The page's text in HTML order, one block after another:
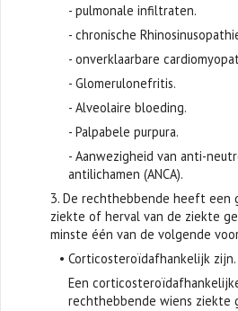
- pulmonale infiltraten.
- chronische
- onverklaarbare
- Glomerulonefritis.
- Alveolaire bloeding.
- Palpabele purpura.
- Aanwezigheid van anti-
antilichamen (ANCA).
3. De rechthebbende heeft een
ziekte of herval van de ziekte
minste één van de volgende
• Corticosteroïdafhankelijk zijn.
Een
rechthebbende wiens ziekte